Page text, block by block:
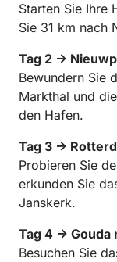
Starten Sie Ihre
Sie 31 km nach
Tag 2 →
Bewundern Sie
Markthal und
den Hafen.
Tag 3 →
Probieren Sie
erkunden Sie
Janskerk.
Tag 4 → Gouda
Besuchen Sie